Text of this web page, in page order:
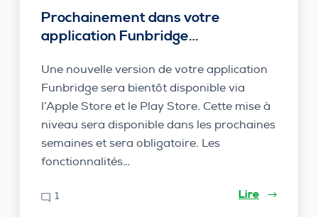
Prochainement dans votre
application Funbridge…
Une nouvelle version de votre application
Funbridge sera bientôt disponible via
l’Apple Store et le Play Store. Cette mise à
niveau sera disponible dans les prochaines
semaines et sera obligatoire. Les
fonctionnalités…
1 Lire